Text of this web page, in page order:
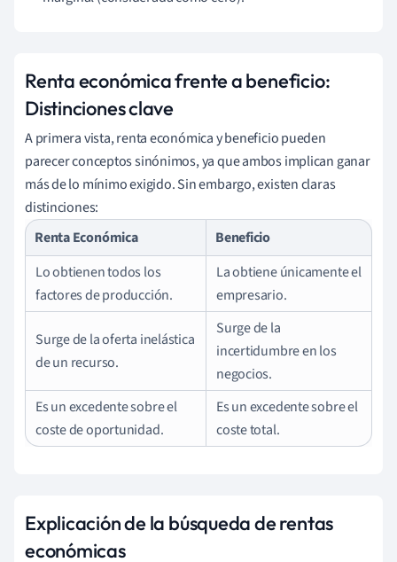
Renta económica frente a beneficio:
Distinciones clave
A primera vista, renta económica y beneficio pueden
parecer conceptos sinónimos, ya que ambos implican ganar
más de lo mínimo exigido. Sin embargo, existen claras
distinciones:
Renta Económica
Beneficio
Lo obtienen todos los
factores de producción.
La obtiene únicamente el
empresario.
Surge de la oferta inelástica
de un recurso.
Surge de la
incertidumbre en los
negocios.
Es un excedente sobre el
coste de oportunidad.
Es un excedente sobre el
coste total.
Explicación de la búsqueda de rentas
económicas